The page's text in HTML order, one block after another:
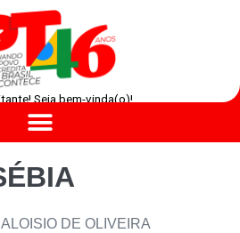
Seja bem-vinda(o)!
DE OLIVEIRA